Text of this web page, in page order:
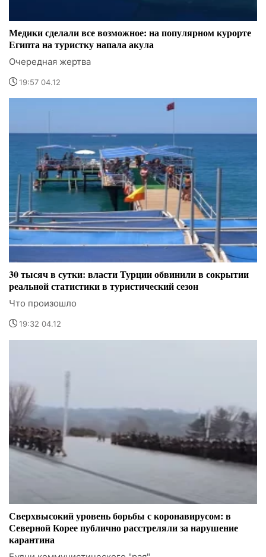
Медики сделали все возможное: на популярном курорте
Египта на туристку напала акула
Очередная жертва
19:57 04.12
30 тысяч в сутки: власти Турции обвинили в сокрытии
реальной статистики в туристический сезон
Что произошло
19:32 04.12
Сверхвысокий уровень борьбы с коронавирусом: в
Северной Корее публично расстреляли за нарушение
карантина